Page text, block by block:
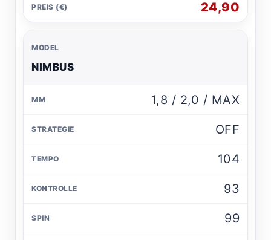
24,90
NIMBUS
1,8 / 2,0 / MAX
OFF
104
93
99